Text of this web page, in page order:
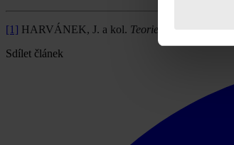
[1] HARVÁNEK, J. a kol. Teorie práva
Sdílet článek